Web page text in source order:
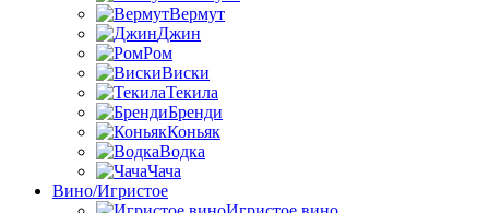
Вермут
Джин
Ром
Виски
Текила
Бренди
Коньяк
Водка
Чача
Вино/Игристое